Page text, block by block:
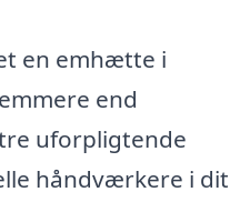
en emhætte i
end
uforpligtende
håndværkere i dit